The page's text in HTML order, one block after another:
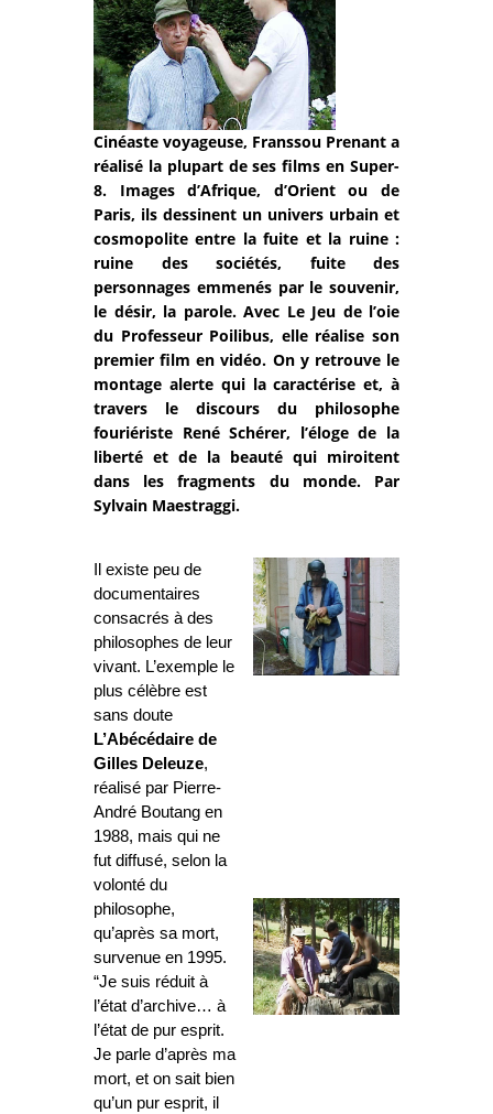
Cinéaste voyageuse, Franssou Prenant a
réalisé la plupart de ses films en Super-
8. Images d’Afrique, d’Orient ou de
Paris, ils dessinent un univers urbain et
cosmopolite entre la fuite et la ruine :
ruine des sociétés, fuite des
personnages emmenés par le souvenir,
le désir, la parole. Avec Le Jeu de l’oie
du Professeur Poilibus, elle réalise son
premier film en vidéo. On y retrouve le
montage alerte qui la caractérise et, à
travers le discours du philosophe
fouriériste René Schérer, l’éloge de la
liberté et de la beauté qui miroitent
dans les fragments du monde. Par
Sylvain Maestraggi.
Il existe peu de
documentaires
consacrés à des
philosophes de leur
vivant. L’exemple le
plus célèbre est
sans doute
L’Abécédaire de
Gilles Deleuze,
réalisé par Pierre-
André Boutang en
1988, mais qui ne
fut diffusé, selon la
volonté du
philosophe,
qu’après sa mort,
survenue en 1995.
“Je suis réduit à
l’état d’archive… à
l’état de pur esprit.
Je parle d’après ma
mort, et on sait bien
qu’un pur esprit, il